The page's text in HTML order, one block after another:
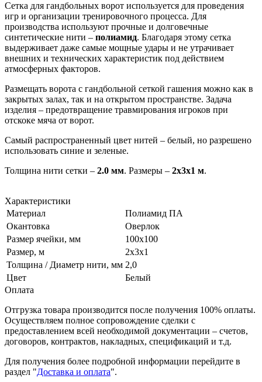
Сетка для гандбольных ворот используется для проведения
игр и организации тренировочного процесса. Для
производства используют прочные и долговечные
синтетические нити – полиамид. Благодаря этому сетка
выдерживает даже самые мощные удары и не утрачивает
внешних и технических характеристик под действием
атмосферных факторов.
Размещать ворота с гандбольной сеткой гашения можно как в
закрытых залах, так и на открытом пространстве. Задача
изделия – предотвращение травмирования игроков при
отскоке мяча от ворот.
Самый распространенный цвет нитей – белый, но разрешено
использовать синие и зеленые.
Толщина нити сетки – 2.0 мм. Размеры – 2х3х1 м.
Характеристики
Материал
Полиамид ПА
Окантовка
Оверлок
Размер ячейки, мм
100х100
Размер, м
2х3х1
Толщина / Диаметр нити, мм 2,0
Цвет
Белый
Оплата
Отгрузка товара производится после получения 100% оплаты.
Осуществляем полное сопровождение сделки с
предоставлением всей необходимой документации – счетов,
договоров, контрактов, накладных, спецификаций и т.д.
Для получения более подробной информации перейдите в
раздел "Доставка и оплата".